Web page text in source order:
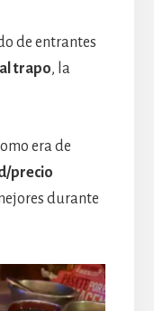
de entrantes
trapo, la
era de
precio
durante